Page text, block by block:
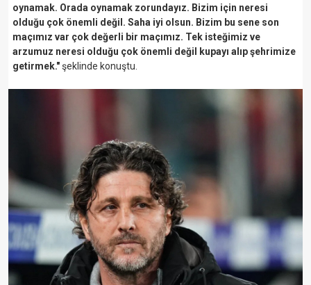
oynamak. Orada oynamak zorundayız. Bizim için neresi
olduğu çok önemli değil. Saha iyi olsun. Bizim bu sene son
maçımız var çok değerli bir maçımız. Tek isteğimiz ve
arzumuz neresi olduğu çok önemli değil kupayı alıp şehrimize
getirmek."şeklinde konuştu.